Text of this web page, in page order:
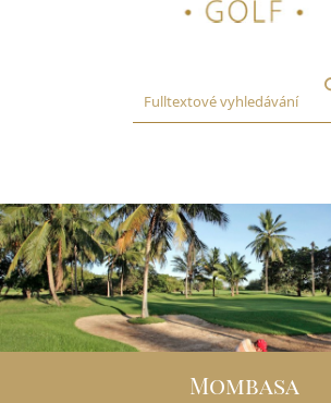
GOLFOVÁ HŘIŠTĚ
DESTINACE
GOLFOVÁ DOVOLENÁ
SKUPINOVÉ ZÁJEZDY
Mombasa